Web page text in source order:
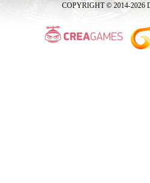
COPYRIGHT © 2014-2026